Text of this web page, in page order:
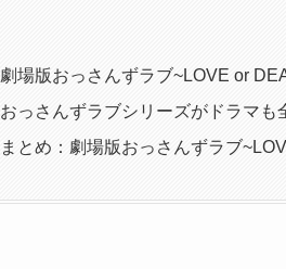
劇場版おっさんずラブ~LOVE or
おっさんずラブシリーズがドラマ
まとめ：劇場版おっさんずラブ